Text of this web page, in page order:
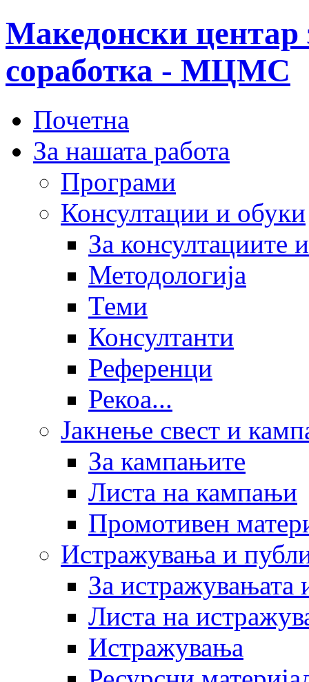
Македонски центар
соработка - МЦМС
Почетна
За нашата работа
Програми
Консултации и обуки
За консултациите
Методологија
Теми
Консултанти
Референци
Рекоа...
Јакнење свест и
За кампањите
Листа на кампањи
Промотивен
Истражувања и
За истражувањата
Листа на
Истражувања